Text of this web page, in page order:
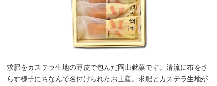
求肥をカステラ生地の薄皮で包んだ岡山銘菓です。清流に布をさ
らす様子にちなんで名付けられたお土産。求肥とカステラ生地が